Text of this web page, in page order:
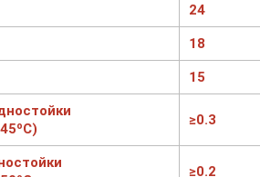
24
18
15
≥0.3
≥0.2